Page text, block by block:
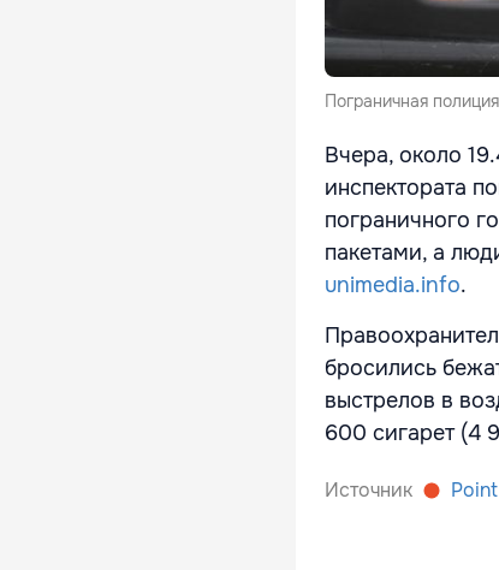
Пограничная
Вчера, около
инспектората
пограничного
пакетами, а
unimedia.info.
бросились
выстрелов в
600 сигарет (4
Источник Point